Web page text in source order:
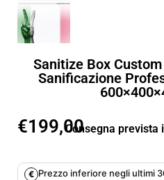
Sanitize Box
Sanificazione
€199,00Consegna prevista
€ Prezzo inferiore negli ultimi